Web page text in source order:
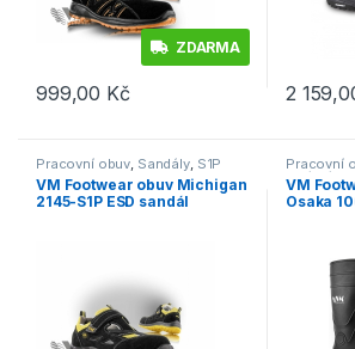
ZDARMA
999,00 Kč
Tento produkt má více variant.
2
Tento
Pracovní obuv Sandály, S1P
VM Footwear obuv Michigan
2145-S1P ESD sandál
Pracovní
OB/O1/O4
VM
Osaka